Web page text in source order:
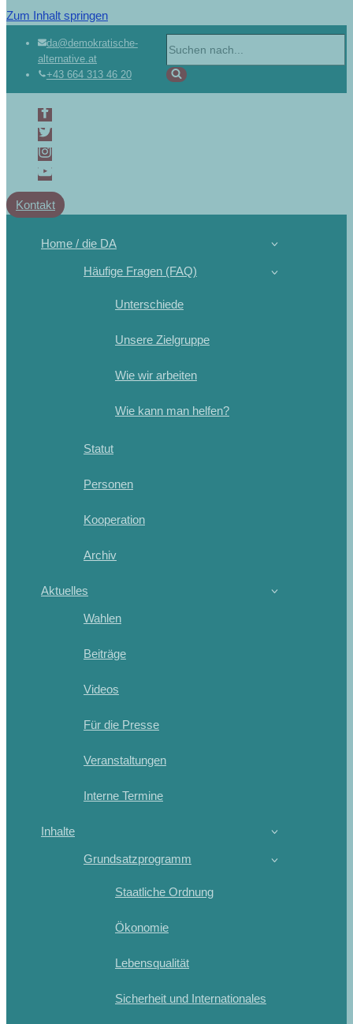
Zum Inhalt springen
da@demokratische-
alternative.at
+43 664 313 46 20
Kontakt
Home / die DA
Häufige Fragen (FAQ)
Unterschiede
Unsere Zielgruppe
Wie wir arbeiten
Wie kann man helfen?
Statut
Personen
Kooperation
Archiv
Aktuelles
Wahlen
Beiträge
Videos
Für die Presse
Veranstaltungen
Interne Termine
Inhalte
Grundsatzprogramm
Staatliche Ordnung
Ökonomie
Lebensqualität
Sicherheit und Internationales